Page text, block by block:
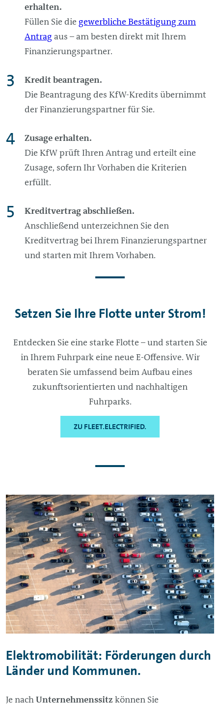
erhalten.
Füllen Sie die gewerbliche Bestätigung zum
Antrag aus – am besten direkt mit Ihrem
Finanzierungs­partner.
Kredit beantragen.
Die Beantragung des KfW-Kredits übernimmt
der Finanzierungspartner für Sie.
Zusage erhalten.
Die KfW prüft Ihren Antrag und erteilt eine
Zusage, sofern Ihr Vorhaben die Kriterien
erfüllt.
Kreditvertrag abschließen.
Anschließend unterzeichnen Sie den
Kreditvertrag bei Ihrem Finanzierungspartner
und starten mit Ihrem Vorhaben.
Setzen Sie Ihre Flotte unter Strom!
Entdecken Sie eine starke Flotte – und starten Sie
in Ihrem Fuhrpark eine neue E‍-‍Offensive. Wir
beraten Sie umfassend beim Aufbau eines
zukunftsorientierten und nachhaltigen
Fuhrparks.
ZU FLEET.ELECTRIFIED.
Elektromobilität: Förderungen durch
Länder und Kommunen.
Je nachUnternehmenssitz können Sie